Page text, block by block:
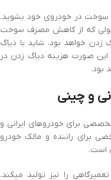
سوخت در خودروی خود بشوید.
که از کاهش مصرف سوخت
زدن خواهد بود. شاید با دیاگ
این صورت هزینه دیاگ زدن در
بود.
و چینی
برای خودروهای ایرانی و
برای راننده و مالک خودرو
است.
را نیز تولید میکند.